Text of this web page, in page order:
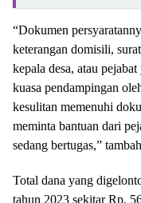
“Dokumen
keterangan domisili,
kepala desa, atau
kuasa pendampingan
kesulitan memenuhi
meminta bantuan dari
sedang bertugas,”
Total dana yang
tahun 2023 sekitar Rp.